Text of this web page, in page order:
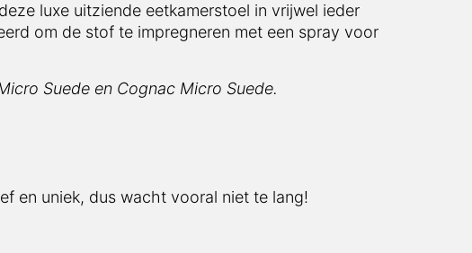
luxe uitziende eetkamerstoel in vrijwel ieder
om de stof te impregneren met een spray voor
Suede en Cognac Micro Suede.
en uniek, dus wacht vooral niet te lang!